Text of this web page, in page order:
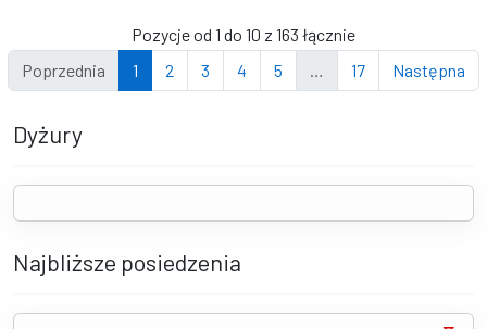
Pozycje od 1 do 10 z 163 łącznie
Poprzednia
1 2 3 4 5 17 Następna
Dyżury
Najbliższe posiedzenia